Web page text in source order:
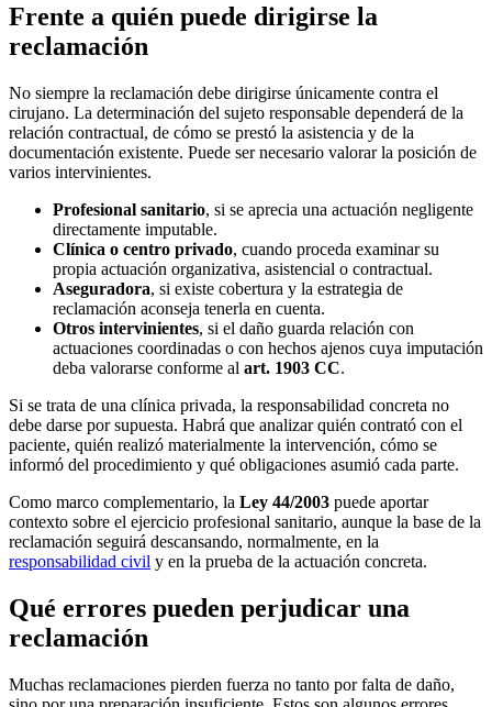
Frente a quién puede dirigirse la
reclamación
No siempre la reclamación debe dirigirse únicamente contra el
cirujano. La determinación del sujeto responsable dependerá de la
relación contractual, de cómo se prestó la asistencia y de la
documentación existente. Puede ser necesario valorar la posición de
varios intervinientes.
Profesional sanitario, si se aprecia una actuación negligente
directamente imputable.
Clínica o centro privado, cuando proceda examinar su
propia actuación organizativa, asistencial o contractual.
Aseguradora, si existe cobertura y la estrategia de
reclamación aconseja tenerla en cuenta.
Otros intervinientes, si el daño guarda relación con
actuaciones coordinadas o con hechos ajenos cuya imputación
deba valorarse conforme al art. 1903 CC.
Si se trata de una clínica privada, la responsabilidad concreta no
debe darse por supuesta. Habrá que analizar quién contrató con el
paciente, quién realizó materialmente la intervención, cómo se
informó del procedimiento y qué obligaciones asumió cada parte.
Como marco complementario, la Ley 44/2003 puede aportar
contexto sobre el ejercicio profesional sanitario, aunque la base de la
reclamación seguirá descansando, normalmente, en la
responsabilidad civil y en la prueba de la actuación concreta.
Qué errores pueden perjudicar una
reclamación
Muchas reclamaciones pierden fuerza no tanto por falta de daño,